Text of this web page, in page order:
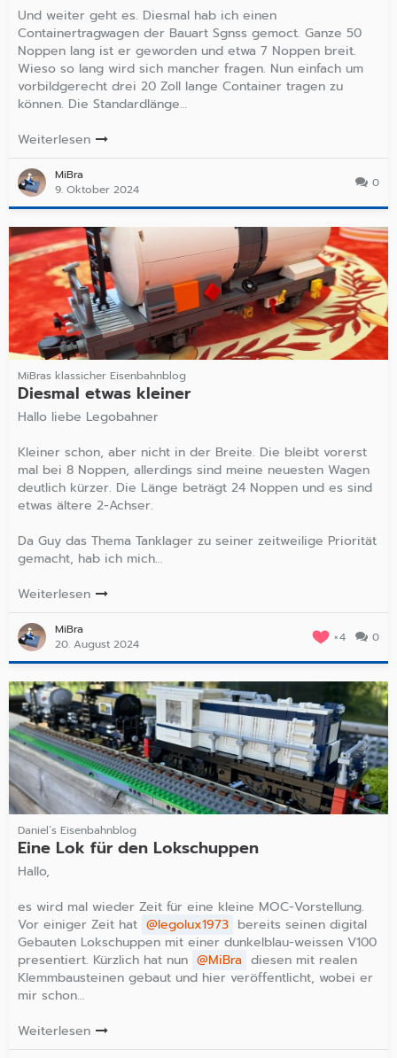
Und weiter geht es. Diesmal hab ich einen
Containertragwagen der Bauart Sgnss gemoct. Ganze 50
Noppen lang ist er geworden und etwa 7 Noppen breit.
Wieso so lang wird sich mancher fragen. Nun einfach um
vorbildgerecht drei 20 Zoll lange Container tragen zu
können. Die Standardlänge…
Weiterlesen
MiBra
9. Oktober 2024
0
MiBras klassicher Eisenbahnblog
Diesmal etwas kleiner
Hallo liebe Legobahner
Kleiner schon, aber nicht in der Breite. Die bleibt vorerst
mal bei 8 Noppen, allerdings sind meine neuesten Wagen
deutlich kürzer. Die Länge beträgt 24 Noppen und es sind
etwas ältere 2-Achser.
Da Guy das Thema Tanklager zu seiner zeitweilige Priorität
gemacht, hab ich mich…
Weiterlesen
MiBra
20. August 2024
4 0
Daniel’s Eisenbahnblog
Eine Lok für den Lokschuppen
Hallo,
es wird mal wieder Zeit für eine kleine MOC-Vorstellung.
Vor einiger Zeit hat
legolux1973 bereits seinen digital
Gebauten Lokschuppen mit einer dunkelblau-weissen V100
presentiert. Kürzlich hat nun
MiBra diesen mit realen
Klemmbausteinen gebaut und hier veröffentlicht, wobei er
mir schon…
Weiterlesen